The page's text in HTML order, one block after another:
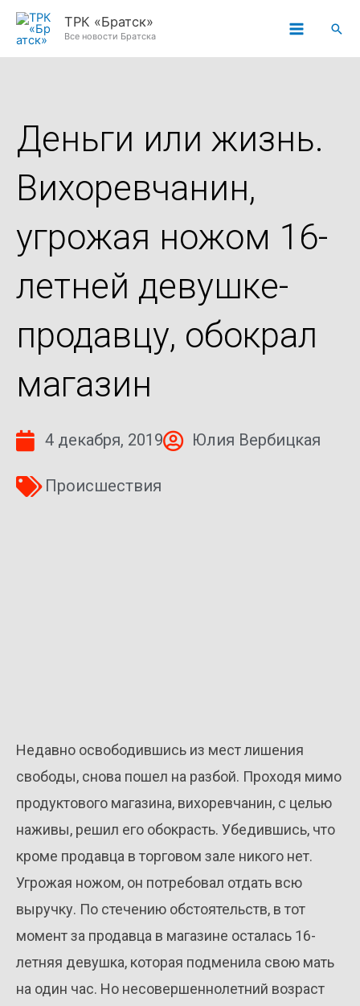
Перейти
ТРК «Братск»
Все новости Братска
Деньги или жизнь.
Вихоревчанин,
угрожая ножом 16-
летней девушке-
продавцу, обокрал
магазин
4 декабря, 2019 Юлия Вербицкая
Происшествия
Недавно освободившись из мест лишения
свободы, снова пошел на разбой. Проходя мимо
продуктового магазина, вихоревчанин, с целью
наживы, решил его обокрасть. Убедившись, что
кроме продавца в торговом зале никого нет.
Угрожая ножом, он потребовал отдать всю
выручку. По стечению обстоятельств, в тот
момент за продавца в магазине осталась 16-
летняя девушка, которая подменила свою мать
на один час. Но несовершеннолетний возраст